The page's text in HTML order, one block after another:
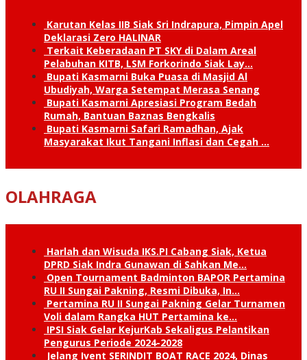
Karutan Kelas IIB Siak Sri Indrapura, Pimpin Apel
Deklarasi Zero HALINAR
Terkait Keberadaan PT SKY di Dalam Areal
Pelabuhan KITB, LSM Forkorindo Siak Lay…
Bupati Kasmarni Buka Puasa di Masjid Al
Ubudiyah, Warga Setempat Merasa Senang
Bupati Kasmarni Apresiasi Program Bedah
Rumah, Bantuan Baznas Bengkalis
Bupati Kasmarni Safari Ramadhan, Ajak
Masyarakat Ikut Tangani Inflasi dan Cegah …
OLAHRAGA
Harlah dan Wisuda IKS.PI Cabang Siak, Ketua
DPRD Siak Indra Gunawan di Sahkan Me…
Open Tournament Badminton BAPOR Pertamina
RU II Sungai Pakning, Resmi Dibuka, In…
Pertamina RU II Sungai Pakning Gelar Turnamen
Voli dalam Rangka HUT Pertamina ke…
IPSI Siak Gelar KejurKab Sekaligus Pelantikan
Pengurus Periode 2024-2028
Jelang Ivent SERINDIT BOAT RACE 2024, Dinas